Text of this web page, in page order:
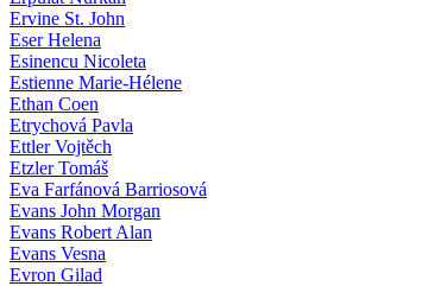
Ervine St. John
Eser Helena
Esinencu Nicoleta
Estienne Marie-Hélene
Ethan Coen
Etrychová Pavla
Ettler Vojtěch
Etzler Tomáš
Eva Farfánová Barriosová
Evans John Morgan
Evans Robert Alan
Evans Vesna
Evron Gilad